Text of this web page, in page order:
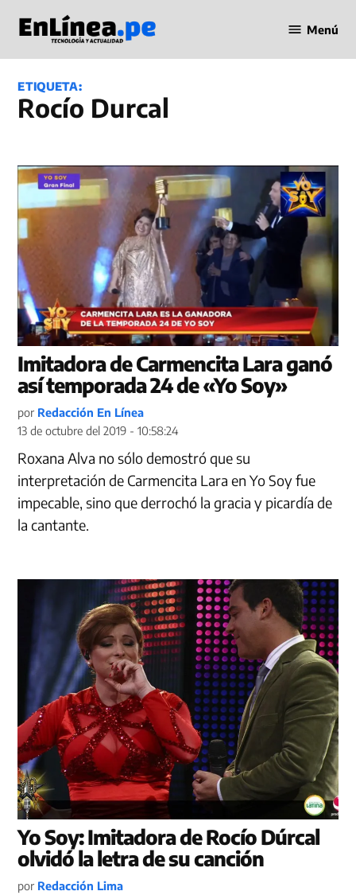
contenido
en Línea
Menú
ETIQUETA:
Rocío Durcal
Imitadora de Carmencita Lara ganó
así temporada 24 de «Yo Soy»
por Redacción En Línea
13 de octubre del 2019 - 10:58:24
Roxana Alva no sólo demostró que su
interpretación de Carmencita Lara en Yo Soy fue
impecable, sino que derrochó la gracia y picardía de
la cantante.
Yo Soy: Imitadora de Rocío Dúrcal
olvidó la letra de su canción
por Redacción Lima